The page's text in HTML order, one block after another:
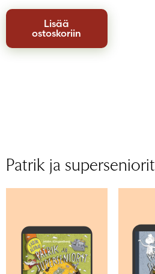
Lisää
ostoskoriin
Patrik ja superseniorit